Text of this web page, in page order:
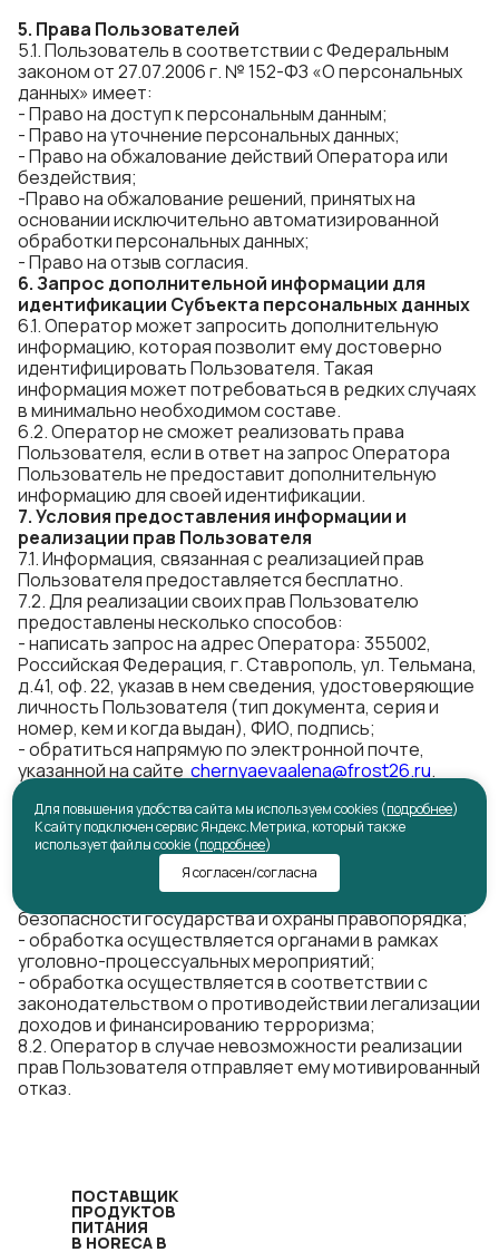
Для повышения удобства сайта мы используем cookies (подробнее)
К сайту подключен сервис Яндекс.Метрика, который также
использует файлы cookie (подробнее)
Я согласен/согласна
5. Права Пользователей
5.1. Пользователь в соответствии с Федеральным
законом от 27.07.2006 г. № 152-ФЗ «О персональных
данных» имеет:
- Право на доступ к персональным данным;
- Право на уточнение персональных данных;
- Право на обжалование действий Оператора или
бездействия;
-Право на обжалование решений, принятых на
основании исключительно автоматизированной
обработки персональных данных;
- Право на отзыв согласия.
6.Запрос дополнительной информации для
идентификации Субъекта персональных данных
6.1. Оператор может запросить дополнительную
информацию, которая позволит ему достоверно
идентифицировать Пользователя. Такая
информация может потребоваться в редких случаях
в минимально необходимом составе.
6.2. Оператор не сможет реализовать права
Пользователя, если в ответ на запрос Оператора
Пользователь не предоставит дополнительную
информацию для своей идентификации.
7.Условия предоставления информации и
реализации прав Пользователя
7.1. Информация, связанная с реализацией прав
Пользователя предоставляется бесплатно.
7.2. Для реализации своих прав Пользователю
предоставлены несколько способов:
- написать запрос на адрес Оператора: 355002,
Российская Федерация, г. Ставрополь, ул. Тельмана,
д.41, оф. 22, указав в нем сведения, удостоверяющие
личность Пользователя (тип документа, серия и
номер, кем и когда выдан), ФИО, подпись;
- обратиться напрямую по электронной почте,
указанной на сайте chernyaevaalena@frost26.ru.
8
8.1. Оператор может ограничить объем своих
обязательств и прав Пользователя на доступ,
уточнение, блокирование, удаление в следующих
- обработка осуществляется в целях обороны,
безопасности государства и охраны правопорядка;
- обработка осуществляется органами в рамках
уголовно-процессуальных мероприятий;
- обработка осуществляется в соответствии с
законодательством о противодействии легализации
доходов и финансированию терроризма;
8.2. Оператор в случае невозможности реализации
прав Пользователя отправляет ему мотивированный
отказ.
ПОСТАВЩИК
ПРОДУКТОВ
ПИТАНИЯ
В HORECA В